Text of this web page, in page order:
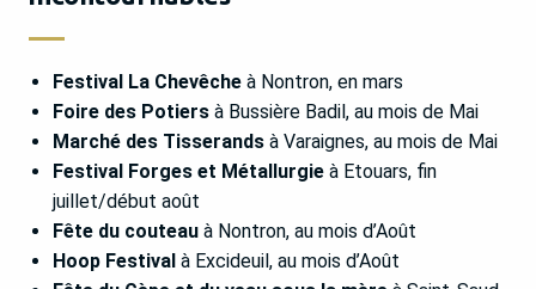
Festival La Chevêche à Nontron, en mars
Foire des Potiers à Bussière Badil, au mois de Mai
Marché des Tisserands à Varaignes, au mois de Mai
Festival Forges et Métallurgie à Etouars, fin
juillet/début août
Fête du couteau à Nontron, au mois d’Août
Hoop Festival à Excideuil, au mois d’Août